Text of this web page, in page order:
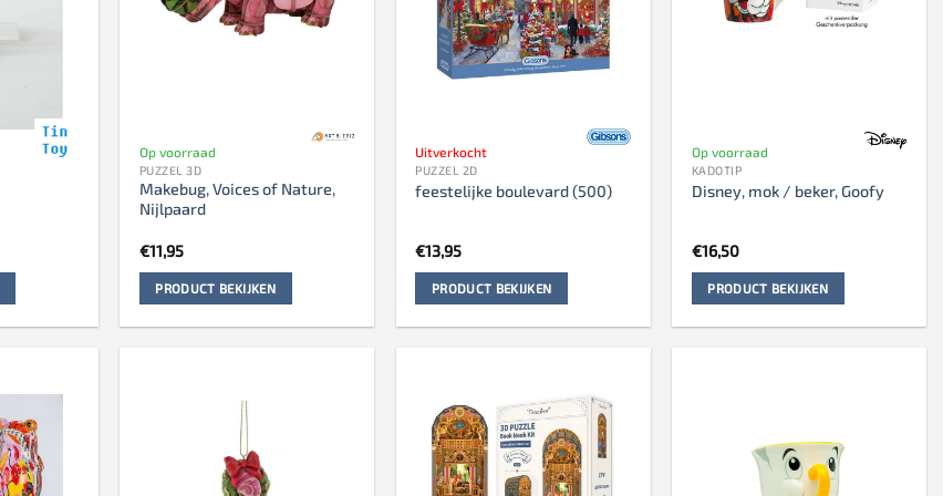
Op voorraad
PUZZEL 3D
Makebug, Voices of Nature,
Nijlpaard
€11,95
PRODUCT BEKIJKEN
Uitverkocht
PUZZEL 2D
feestelijke boulevard (500)
€13,95
PRODUCT BEKIJKEN
Op voorraad
KADOTIP
Disney, mok / beker, Goofy
€16,50
PRODUCT BEKIJKEN